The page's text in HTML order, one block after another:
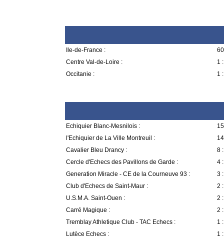
Ile-de-France :
Centre Val-de-Loire :
1 :
Occitanie :
1 :
Echiquier Blanc-Mesnilois :
l'Echiquier de La Ville Montreuil :
Cavalier Bleu Drancy :
8 :
Cercle d'Echecs des Pavillons de Garde :
4 :
Generation Miracle - CE de la Courneuve 93 :
3 :
Club d'Echecs de Saint-Maur :
2 :
U.S.M.A. Saint-Ouen :
2 :
Carré Magique :
2 :
Tremblay Athletique Club - TAC Echecs :
1 :
Lutèce Echecs :
1 :